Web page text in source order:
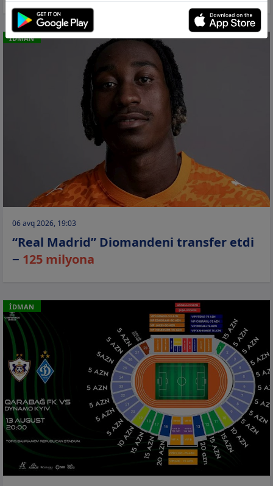
İDMAN
06 avq 2026, 19:03
“Real Madrid” Diomandeni transfer etdi
− 125 milyona
İDMAN